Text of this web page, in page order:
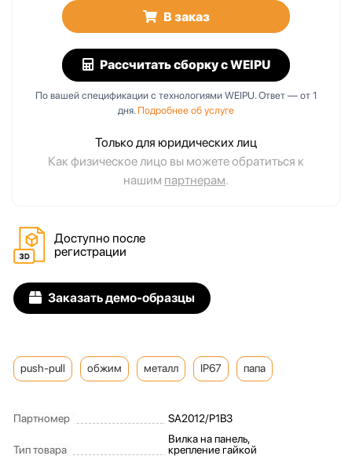
В заказ
Рассчитать сборкус WEIPU
По вашей спецификации с технологиями WEIPU. Ответ — от 1
дня. Подробнее об услуге
Только для юридических лиц
Как физическое лицо вы можете обратиться к
нашим партнерам.
Доступно после
регистрации
Заказать демо-образцы
push-pull обжим металл IP67 папа
Партномер SA2012/P1B3
Тип товара
Вилка на панель,
крепление гайкой